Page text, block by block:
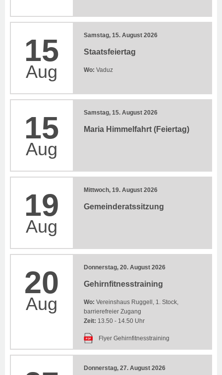
15
Aug
Samstag, 15. August 2026
Staatsfeiertag
Wo: Vaduz
15
Aug
Samstag, 15. August 2026
Maria Himmelfahrt (Feiertag)
19
Aug
Mittwoch, 19. August 2026
Gemeinderatssitzung
20
Aug
Donnerstag, 20. August 2026
Gehirnfitnesstraining
Wo: Vereinshaus Ruggell, 1. Stock,
barrierefreier Zugang
Zeit: 13.50 - 14.50 Uhr
Flyer Gehirnfitnesstraining
Donnerstag, 27. August 2026